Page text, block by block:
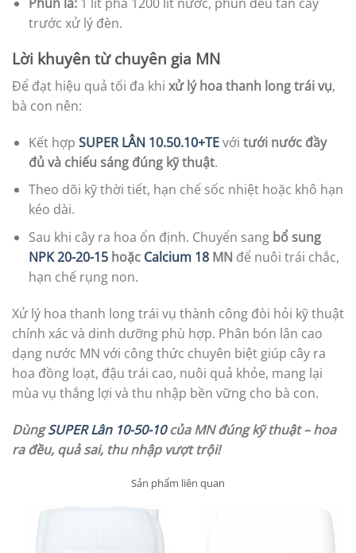
trước xử lý đèn.
Lời khuyên từ chuyên gia MN
Để đạt hiệu quả tối đa khi xử lý hoa thanh long trái vụ,
bà con nên:
Kết hợp SUPER LÂN 10.50.10+TEvới tưới nước đầy
đủ và chiếu sáng đúng kỹ thuật.
Theo dõi kỹ thời tiết, hạn chế sốc nhiệt hoặc khô hạn
kéo dài.
Sau khi cây ra hoa ổn định. Chuyển sang bổ sung
NPK 20-20-15hoặc Calcium 18MN để nuôi trái chắc,
hạn chế rụng non.
Xử lý hoa thanh long trái vụ thành công đòi hỏi kỹ thuật
chính xác và dinh dưỡng phù hợp. Phân bón lân cao
dạng nước MN với công thức chuyên biệt giúp cây ra
hoa đồng loạt, đậu trái cao, nuôi quả khỏe, mang lại
mùa vụ thắng lợi và thu nhập bền vững cho bà con.
DùngSUPER Lân 10-50-10của MN đúng kỹ thuật – hoa
ra đều, quả sai, thu nhập vượt trội!
Sản phẩm liên quan